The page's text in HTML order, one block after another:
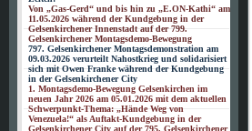
Von „Gas-Gerd“ und bis hin zu „E.ON-Kathi“ am
11.05.2026 während der Kundgebung in der
Gelsenkirchener Innenstadt auf der 799.
Gelsenkirchener Montagsdemo-Bewegung
797. Gelsenkirchener Montagsdemonstration am
09.03.2026 verurteilt Nahostkrieg und solidarisiert
sich mit Owen Franke während der Kundgebung
in der Gelsenkirchener City
1. Montagsdemo-Bewegung Gelsenkirchen im
neuen Jahr 2026 am 05.01.2026 mit dem aktuellen
Schwerpunkt-Thema: „Hände Weg von
Venezuela!“ als Auftakt-Kundgebung in der
Gelsenkirchener City auf der 795. Gelsenkirchener